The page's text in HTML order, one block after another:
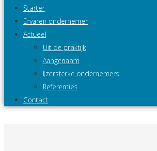
Starter
Ervaren ondernemer
Actueel
Uit de praktijk
Aangenaam
IJzersterke ondernemers
Referenties
Contact